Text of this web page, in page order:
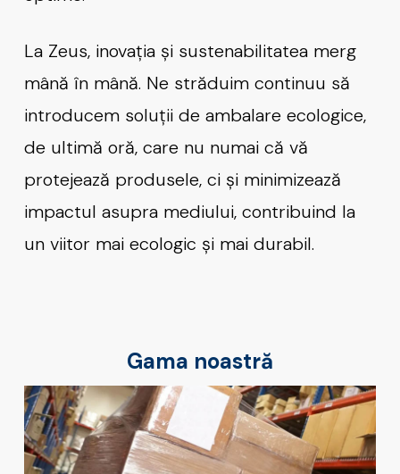
La Zeus, inovația și sustenabilitatea merg
mână în mână. Ne străduim continuu să
introducem soluții de ambalare ecologice,
de ultimă oră, care nu numai că vă
protejează produsele, ci și minimizează
impactul asupra mediului, contribuind la
un viitor mai ecologic și mai durabil.
Gama noastră